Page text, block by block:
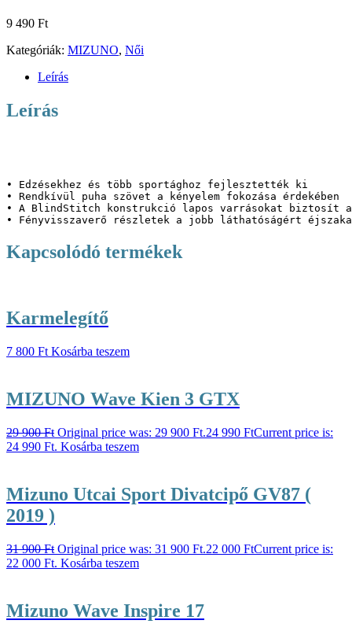
9 490 Ft
Kategóriák: MIZUNO, Női
Leírás
Leírás
• Edzésekhez és több sportághoz fejlesztették ki
• Rendkívül puha szövet a kényelem fokozása érdekében
• A BlindStitch konstrukció lapos varrásokat biztosít a
• Fényvisszaverő részletek a jobb láthatóságért
Kapcsolódó termékek
Karmelegítő
7 800 Ft Kosárba teszem
MIZUNO Wave Kien 3 GTX
29 900Ft Original price was: 29 900 Ft.24 990 FtCurrent price is:
24 990 Ft. Kosárba teszem
Mizuno Utcai Sport Divatcipő GV87 (
2019 )
31 900Ft Original price was: 31 900 Ft.22 000 FtCurrent price is:
22 000 Ft. Kosárba teszem
Mizuno Wave Inspire 17